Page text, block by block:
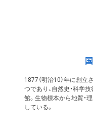
1877（明治10）年に創
つであり、自然史・科学
館。生物標本から地質・
している。